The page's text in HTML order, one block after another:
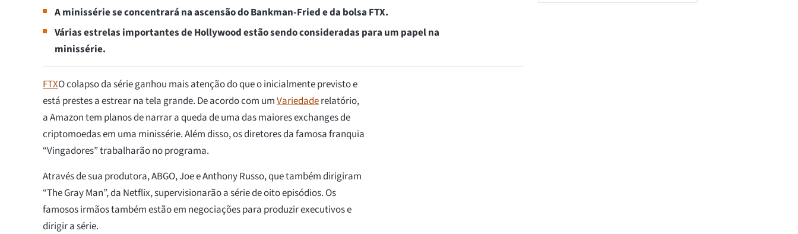
A minissérie se concentrará na ascensão do Bankman-Fried e da bolsa FTX.
Várias estrelas importantes de Hollywood estão sendo consideradas para um papel na
minissérie.
FTXO colapso da série ganhou mais atenção do que o inicialmente previsto e
está prestes a estrear na tela grande. De acordo com umVariedaderelatório,
a Amazon tem planos de narrar a queda de uma das maiores exchanges de
criptomoedas em uma minissérie. Além disso, os diretores da famosa franquia
“Vingadores” trabalharão no programa.
Através de sua produtora, ABGO, Joe e Anthony Russo, que também dirigiram
“The Gray Man”, da Netflix, supervisionarão a série de oito episódios. Os
famosos irmãos também estão em negociações para produzir executivos e
dirigir a série.